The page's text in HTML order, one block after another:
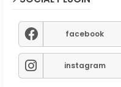
facebook
instagram